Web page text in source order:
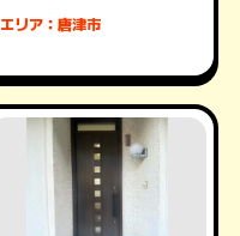
エリア：唐津市